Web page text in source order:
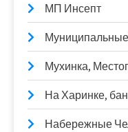
МП Инсепт
Мухинка,
На Харинке,
Набережные